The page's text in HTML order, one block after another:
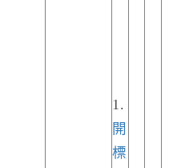
1.
開
標